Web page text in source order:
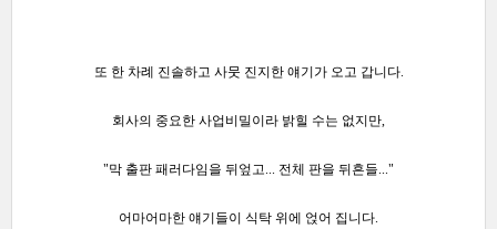
또 한 차례 진솔하고 사뭇 진지한 얘기가 오고 갑니다.
회사의 중요한 사업비밀이라 밝힐 수는 없지만,
"막 출판 패러다임을 뒤엎고... 전체 판을 뒤흔들..."
어마어마한 얘기들이 식탁 위에 얹어 집니다.